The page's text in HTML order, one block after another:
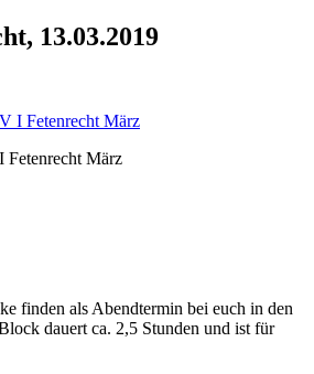
13.03.2019
März
finden als Abendtermin bei euch in den
dauert ca. 2,5 Stunden und ist für